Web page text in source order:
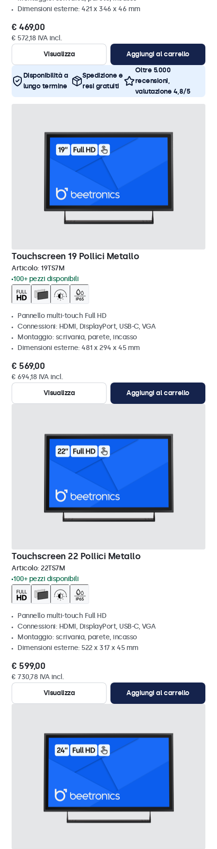
Dimensioni esterne: 421 x 346 x 46 mm
€ 469,00
€ 572,18 IVA incl.
Visualizza
Aggiungi al carrello
Disponibilità a
lungo termine
Spedizione e
resi gratuiti
Oltre 5.000
recensioni,
valutazione 4,8/5
Touchscreen 19 Pollici Metallo
Articolo: 19TS7M
100+ pezzi disponibili
Pannello multi-touch Full HD
Connessioni: HDMI, DisplayPort, USB-C, VGA
Montaggio: scrivania, parete, incasso
Dimensioni esterne: 481 x 294 x 45 mm
€ 569,00
€ 694,18 IVA incl.
Visualizza
Aggiungi al carrello
Touchscreen 22 Pollici Metallo
Articolo: 22TS7M
100+ pezzi disponibili
Pannello multi-touch Full HD
Connessioni: HDMI, DisplayPort, USB-C, VGA
Montaggio: scrivania, parete, incasso
Dimensioni esterne: 522 x 317 x 45 mm
€ 599,00
€ 730,78 IVA incl.
Visualizza
Aggiungi al carrello